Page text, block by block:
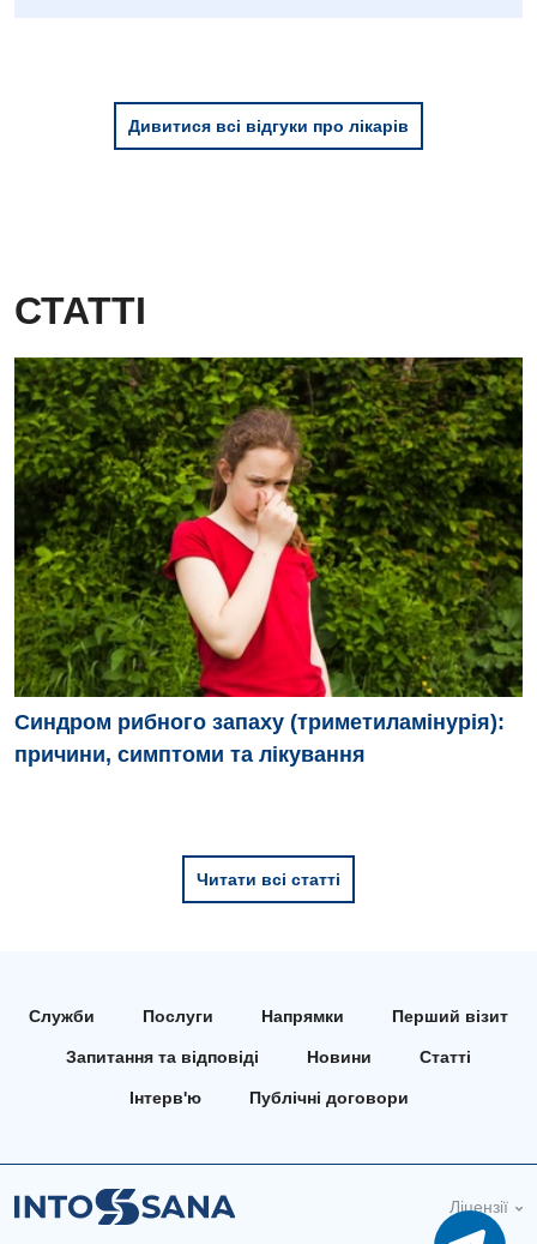
Дивитися всі відгуки про лікарів
СТАТТІ
Синдром рибного запаху (триметиламінурія):
причини, симптоми та лікування
Читати всі статті
Служби Послуги Напрямки Перший візит
Запитання та відповіді Новини Статті
Інтерв'ю Публічні договори
Ліцензії